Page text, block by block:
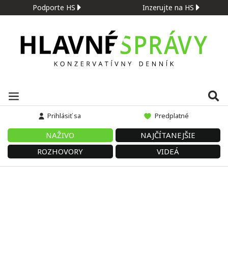
Podporte HS Inzerujte na HS
Prihlásiť sa Predplatné
NAŽIVO
NAJČÍTANEJŠIE
ROZHOVORY
VIDEÁ